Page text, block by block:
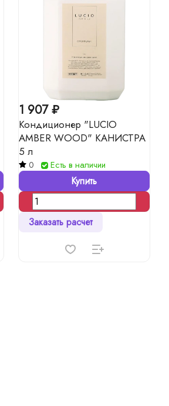
1 907 ₽
Кондиционер "LUCIO
AMBER WOOD" КАНИСТРА
5 л
0 Есть в наличии
Купить
Заказать расчет